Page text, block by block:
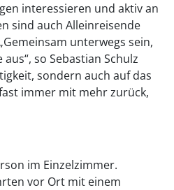
interessieren und aktiv an
sind auch Alleinreisende
unterwegs sein,
so Sebastian Schulz
sondern auch auf das
immer mit mehr zurück,
im Einzelzimmer.
vor Ort mit einem